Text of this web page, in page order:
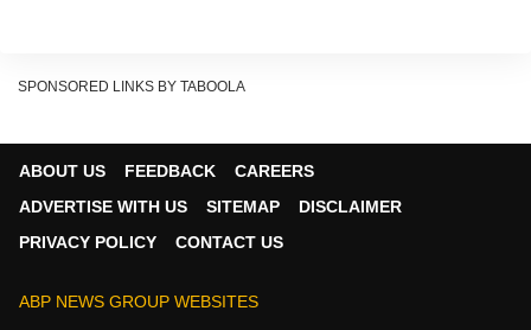
SPONSORED LINKS BY TABOOLA
ABOUT US FEEDBACK
CAREERS
ADVERTISE WITH US
SITEMAP
DISCLAIMER
PRIVACY POLICY
CONTACT US
ABP NEWS GROUP WEBSITES